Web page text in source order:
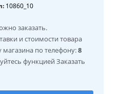
10860_10
заказать.
и стоимости товара
по телефону:8
функцией Заказать